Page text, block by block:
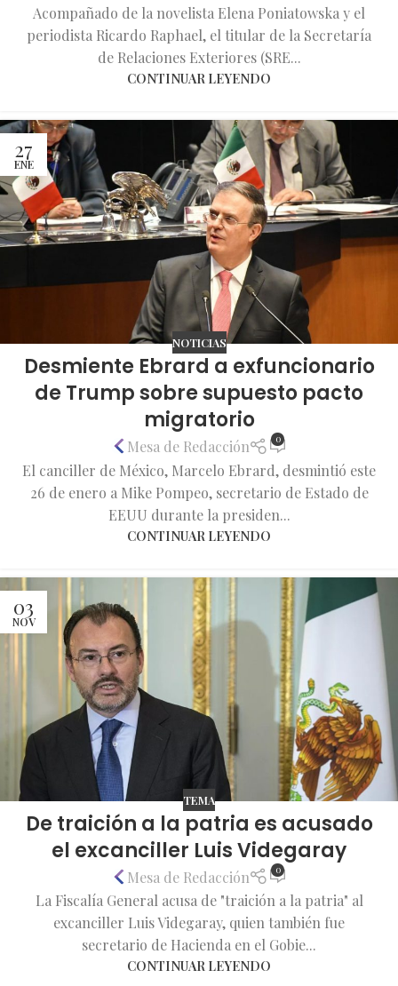
Acompañado de la novelista Elena Poniatowska y el
periodista Ricardo Raphael, el titular de la Secretaría
de Relaciones Exteriores (SRE...
CONTINUAR LEYENDO
27
ENE
NOTICIAS
Desmiente Ebrard a exfuncionario
de Trump sobre supuesto pacto
migratorio
Mesa de Redacción 0
El canciller de México, Marcelo Ebrard, desmintió este
26 de enero a Mike Pompeo, secretario de Estado de
EEUU durante la presiden...
CONTINUAR LEYENDO
03
NOV
TEMA
De traición a la patria es acusado
el excanciller Luis Videgaray
Mesa de Redacción 0
La Fiscalía General acusa de "traición a la patria" al
excanciller Luis Videgaray, quien también fue
secretario de Hacienda en el Gobie...
CONTINUAR LEYENDO